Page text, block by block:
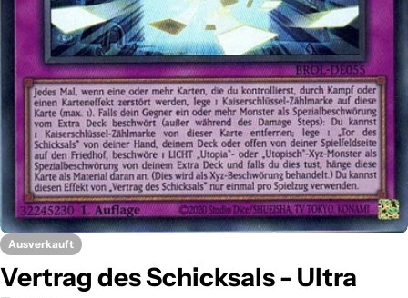
Ausverkauft
Vertrag des Schicksals - Ultra